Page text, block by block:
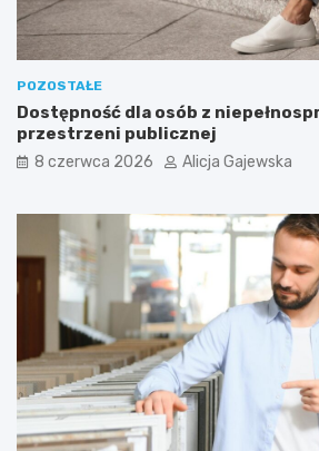
e
ć
r
z
e
d
p
e
i
e
POZOSTAŁE
Dostępność dla osób z
przestrzeni publicznej
8 czerwca 2026 Alicja Gajewska